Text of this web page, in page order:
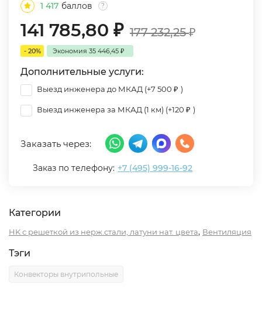
1 417 баллов ?
141 785,80 ₽ 177 232,25₽
- 20% Экономия 35 446,45 ₽
Дополнительные услуги:
Выезд инженера до МКАД (+7 500 ₽ )
Выезд инженера за МКАД (1 км) (+120 ₽ )
Заказать через:
Заказ по телефону: +7 (495) 999-16-92
Категории
HK с решеткой из нерж.стали, латуни нат. цвета, Вентиляция
Тэги
Конвекторы внутрипольные